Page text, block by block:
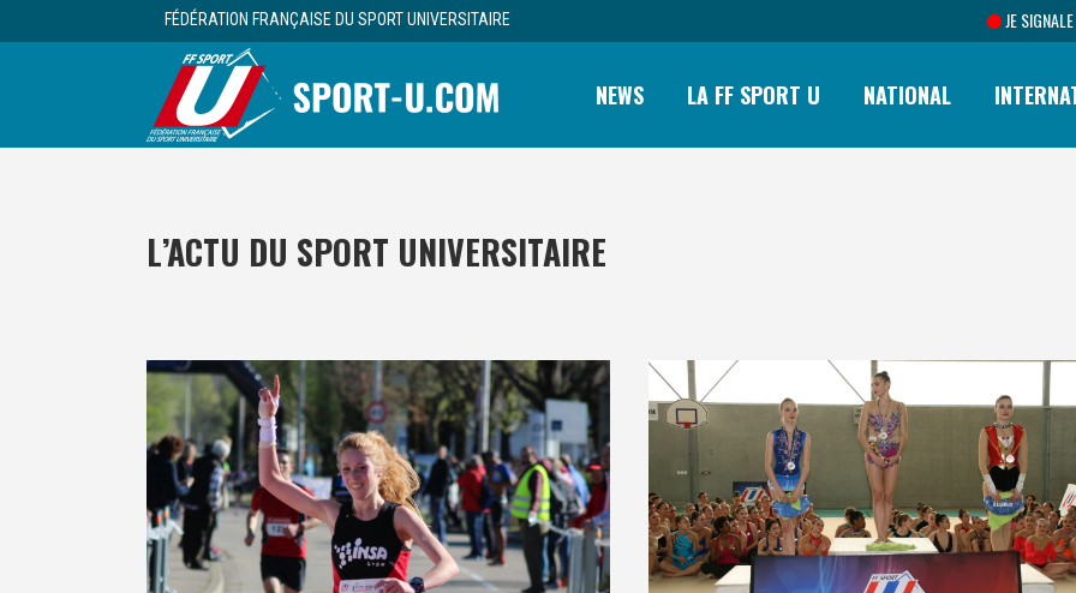
FÉDÉRATION FRANÇAISE DU SPORT UNIVERSITAIRE JE SIGNALE
NEWS LA FF SPORT U NATIONAL
L’ACTU DU SPORT UNIVERSITAIRE